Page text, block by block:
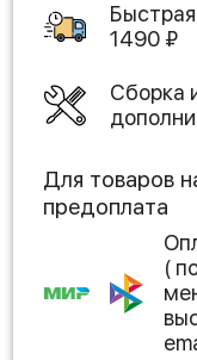
1490 ₽
Сборка
Для товаров
предоплата
(